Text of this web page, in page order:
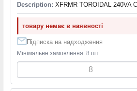
Description: XFRMR TOROIDAL 240VA
товару немає в наявності
Підписка на надходження
Мінімальне замовлення: 8 шт